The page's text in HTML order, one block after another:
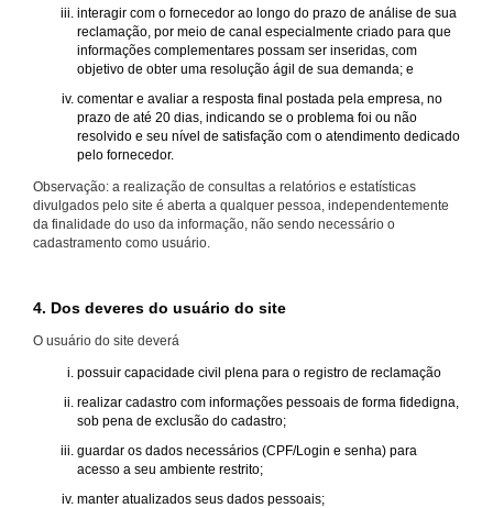
interagir com o fornecedor ao longo do prazo de análise de sua
reclamação, por meio de canal especialmente criado para que
informações complementares possam ser inseridas, com
objetivo de obter uma resolução ágil de sua demanda; e
comentar e avaliar a resposta final postada pela empresa, no
prazo de até 20 dias, indicando se o problema foi ou não
resolvido e seu nível de satisfação com o atendimento dedicado
pelo fornecedor.
Observação: a realização de consultas a relatórios e estatísticas
divulgados pelo site é aberta a qualquer pessoa, independentemente
da finalidade do uso da informação, não sendo necessário o
cadastramento como usuário.
4. Dos deveres do usuário do site
O usuário do site deverá
possuir capacidade civil plena para o registro de reclamação
realizar cadastro com informações pessoais de forma fidedigna,
sob pena de exclusão do cadastro;
guardar os dados necessários (CPF/Login e senha) para
acesso a seu ambiente restrito;
manter atualizados seus dados pessoais;